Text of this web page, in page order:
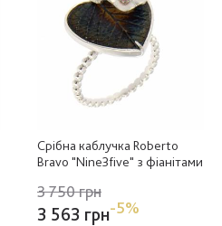
Срібна каблучка Roberto
Bravo "Nine3five" з фіанітами
3 750 грн
3 563 грн-5%